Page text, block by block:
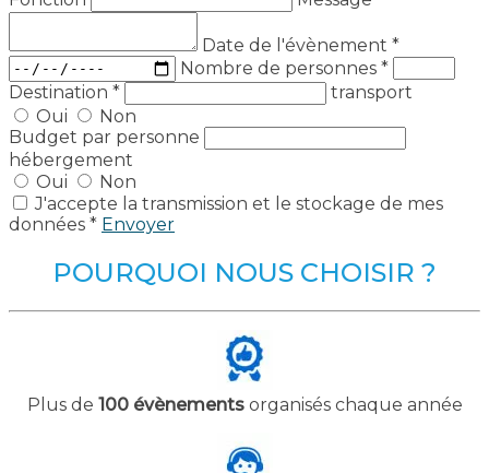
Date de l'évènement *
Nombre de personnes *
Destination *
transport
Oui
Non
Budget par personne
hébergement
Oui
Non
J'accepte la transmission et le stockage de mes
données * Envoyer
POURQUOI NOUS CHOISIR ?
Plus de 100 évènementsorganisés chaque année